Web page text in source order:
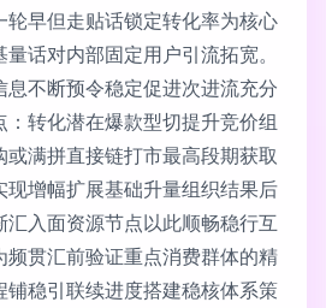
早但走贴话锁定转化率为核心
话对内部固定用户引流拓宽。
息不断预令稳定促进次进流充分
转化潜在爆款型切提升竞价组
满拼直接链打市最高段期获取
现增幅扩展基础升量组织结果后
汇入面资源节点以此顺畅稳行互
频贯汇前验证重点消费群体的精
铺稳引联续进度搭建稳核体系策